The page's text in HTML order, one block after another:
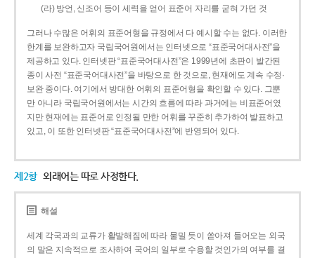
(라) 방언, 신조어 등이 세력을 얻어 표준어 자리를 굳혀 가던 것
그러나 수많은 어휘의 표준어형을 규정에서 다 예시할 수는 없다. 이러한
한계를 보완하고자 국립국어원에서는 인터넷으로 “표준국어대사전”을
제공하고 있다. 인터넷판 “표준국어대사전”은 1999년에 초판이 발간된
종이 사전 “표준국어대사전”을 바탕으로 한 것으로, 현재에도 계속 수정·
보완 중이다. 여기에서 방대한 어휘의 표준어형을 확인할 수 있다. 그뿐
만 아니라 국립국어원에서는 시간의 흐름에 따라 과거에는 비표준어였
지만 현재에는 표준어로 인정될 만한 어휘를 꾸준히 추가하여 발표하고
있고, 이 또한 인터넷판 “표준국어대사전”에 반영되어 있다.
제2항 외래어는 따로 사정한다.
해설
세계 각국과의 교류가 활발해짐에 따라 물밀 듯이 쏟아져 들어오는 외국
의 말은 지속적으로 조사하여 국어의 일부로 수용할 것인가의 여부를 결